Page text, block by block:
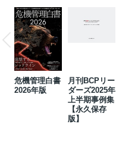
危機管理白書
2026年版
月刊BCPリー
ダーズ2025年
上半期事例集
【永久保存
版】